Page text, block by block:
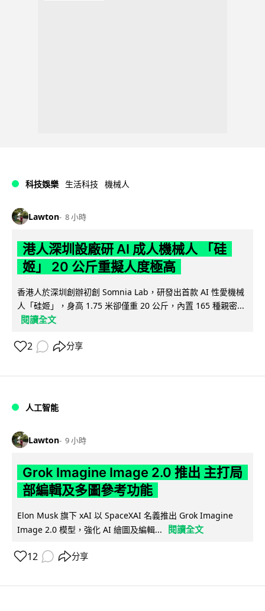
科技娛樂 生活科技 機械人
Lawton 8 小時
港人深圳設廠研 AI 成人機械人 「硅
姬」 20 公斤重擬人度極高
香港人於深圳創辦初創 Somnia Lab，研發出首款 AI 性愛機械
人「硅姬」，身高 1.75 米卻僅重 20 公斤，內置 165 種親密...
閱讀全文
2 分享
人工智能
Lawton 9 小時
Grok Imagine Image 2.0 推出 主打局
部編輯及多圖參考功能
Elon Musk 旗下 xAI 以 SpaceXAI 名義推出 Grok Imagine
Image 2.0 模型，強化 AI 繪圖及編輯...
閱讀全文
12 分享